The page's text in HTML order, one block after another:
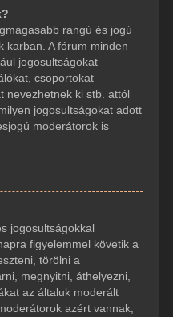
rangú és jogú
karban. A fórum minden
jogosultságokat
csoportokat
nevezhetnek ki stb. attól
jogosultságokat adott
moderátorok is
jogosultságokkal
figyelemmel követik a
törölni a
megnyitni, áthelyezni,
az általuk moderált
azért vannak,